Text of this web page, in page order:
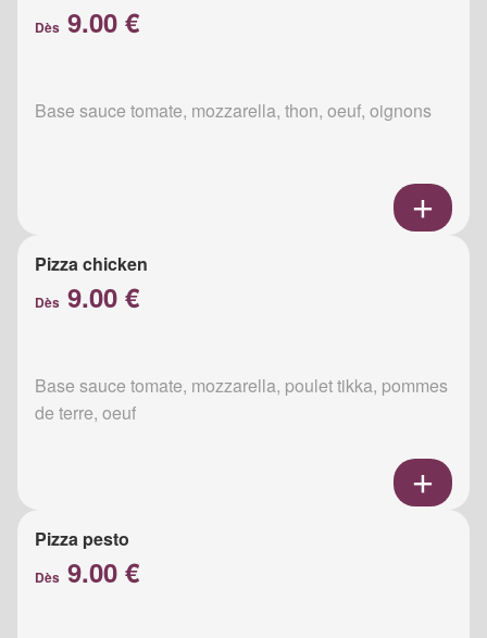
Dès 9.00 €
Base sauce tomate, mozzarella, thon, oeuf, oignons
Pizza chicken
Dès 9.00 €
Base sauce tomate, mozzarella, poulet tikka, pommes
de terre, oeuf
Pizza pesto
Dès 9.00 €